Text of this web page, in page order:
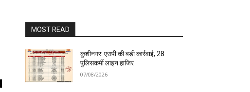
MOST READ
कुशीनगर: एसपी की बड़ी कार्रवाई, 28
पुलिसकर्मी लाइन हाजिर
07/08/2026